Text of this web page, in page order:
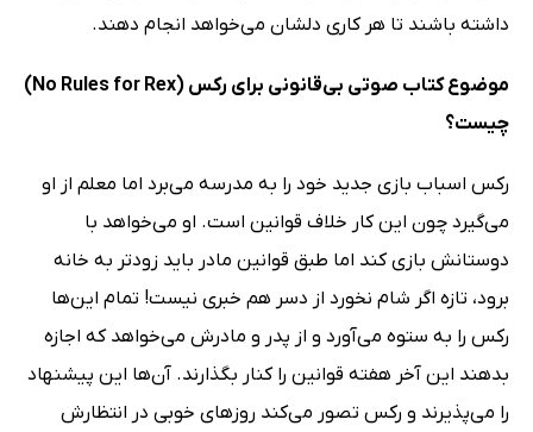
داشته باشند تا هر کاری دلشان می‌خواهد انجام دهند.
موضوع کتاب صوتی بی‌قانونی برای رکس (No Rules for Rex)
چیست؟
رکس اسباب بازی جدید خود را به مدرسه می‌برد اما معلم از او
می‌گیرد چون این کار خلاف قوانین است. او می‌خواهد با
دوستانش بازی کند اما طبق قوانین مادر باید زودتر به خانه
برود، تازه اگر شام نخورد از دسر هم خبری نیست! تمام این‌ها
رکس را به ستوه می‌آورد و از پدر و مادرش می‌خواهد که اجازه
بدهند این آخر هفته قوانین را کنار بگذارند. آن‌ها این پیشنهاد
را می‌پذیرند و رکس تصور می‌کند روزهای خوبی در انتظارش